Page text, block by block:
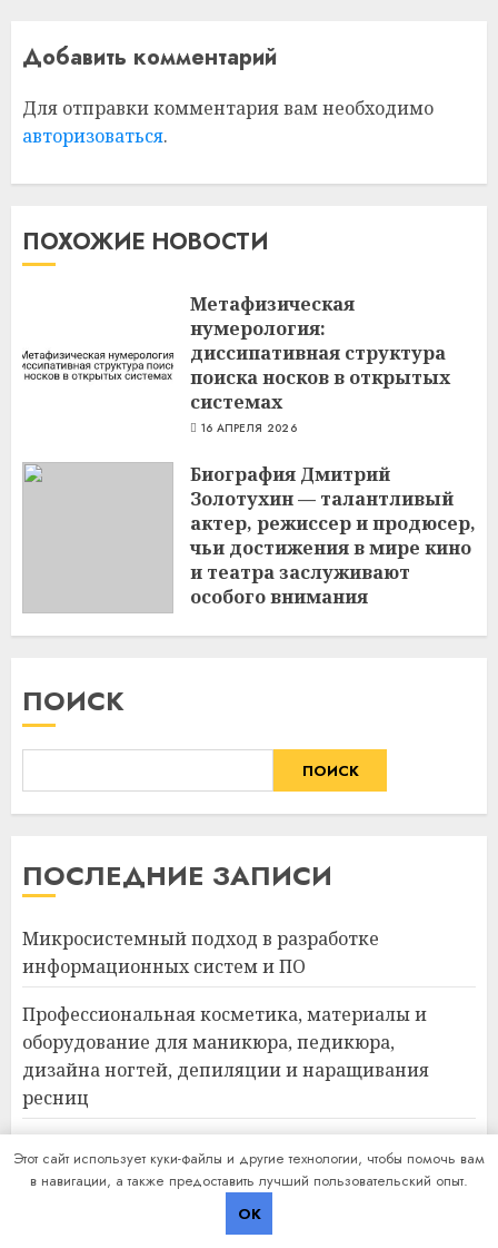
Добавить комментарий
Для отправки комментария вам необходимо
авторизоваться.
ПОХОЖИЕ НОВОСТИ
Метафизическая
нумерология:
диссипативная структура
поиска носков в открытых
системах
16 АПРЕЛЯ 2026
Биография Дмитрий
Золотухин — талантливый
актер, режиссер и продюсер,
чьи достижения в мире кино
и театра заслуживают
особого внимания
ПОИСК
ПОИСК
ПОСЛЕДНИЕ ЗАПИСИ
Микросистемный подход в разработке
информационных систем и ПО
Профессиональная косметика, материалы и
оборудование для маникюра, педикюра,
дизайна ногтей, депиляции и наращивания
ресниц
образовательные программы
Авиабилеты в Турцию: маршруты, тарифы и
Этот сайт использует куки-файлы и другие технологии, чтобы помочь вам
в навигации, а также предоставить лучший пользовательский опыт.
OK